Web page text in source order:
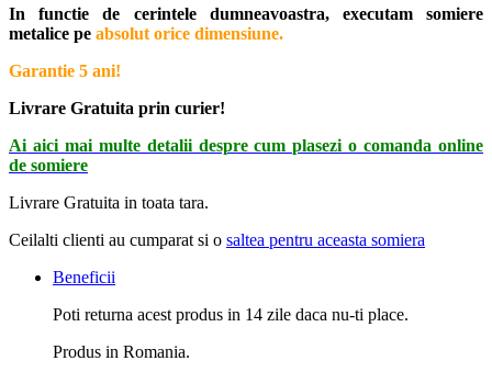
In functie de cerintele dumneavoastra, executam somiere
metalice pe absolut orice dimensiune.
Garantie 5 ani!
Livrare Gratuita prin curier!
Ai aici mai multe detalii despre cum plasezi o comanda online
de somiere
Livrare Gratuita in toata tara.
Ceilalti clienti au cumparat si o saltea pentru aceasta somiera
Beneficii
Poti returna acest produs in 14 zile daca nu-ti place.
Produs in Romania.